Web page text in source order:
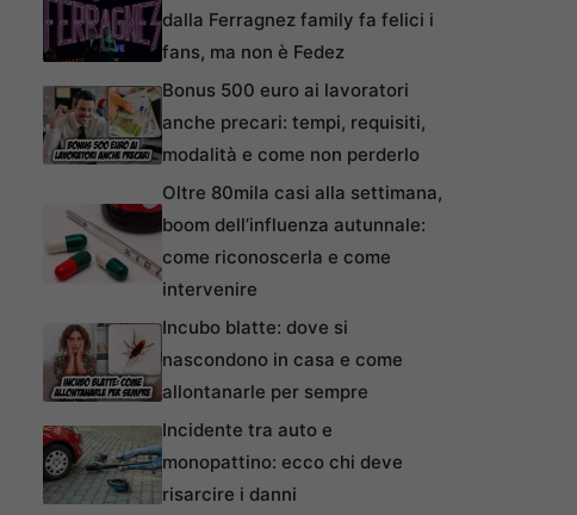
dalla Ferragnez family fa felici i
fans, ma non è Fedez
Bonus 500 euro ai lavoratori
anche precari: tempi, requisiti,
modalità e come non perderlo
Oltre 80mila casi alla settimana,
boom dell’influenza autunnale:
come riconoscerla e come
intervenire
Incubo blatte: dove si
nascondono in casa e come
allontanarle per sempre
Incidente tra auto e
monopattino: ecco chi deve
risarcire i danni